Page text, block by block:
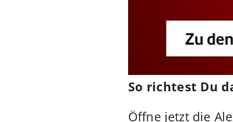
So richtest Du
Öffne jetzt die